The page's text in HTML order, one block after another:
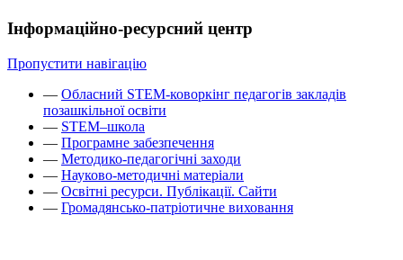
Інформаційно-ресурсний центр
Пропустити навігацію
— Обласний STEM-коворкінг педагогів закладів
позашкільної освіти
— STEM–школа
— Програмне забезпечення
— Методико-педагогічні заходи
— Науково-методичні матеріали
— Освітні ресурси. Публікації. Сайти
— Громадянсько-патріотичне виховання